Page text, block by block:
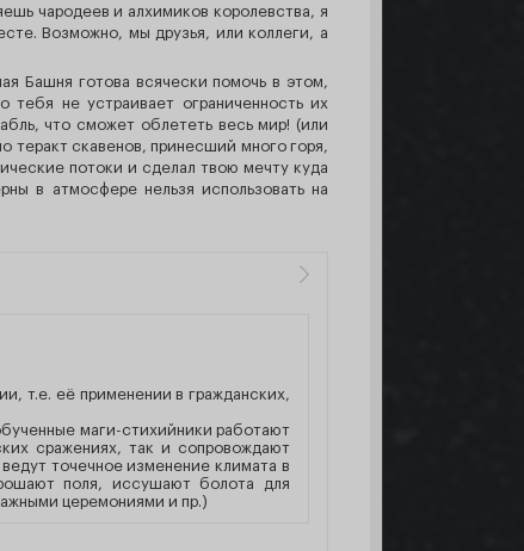
чародеев и алхимиков королевства, я
Возможно, мы друзья, или коллеги, а
Башня готова всячески помочь в этом,
не устраивает ограниченность их
что сможет облететь весь мир! (или
теракт скавенов, принесший много горя,
потоки и сделал твою мечту куда
в атмосфере нельзя использовать на
т.е. её применении в гражданских,
маги-стихийники работают
сражениях, так и сопровождают
точечное изменение климата в
поля, иссушают болота для
церемониями и пр.)